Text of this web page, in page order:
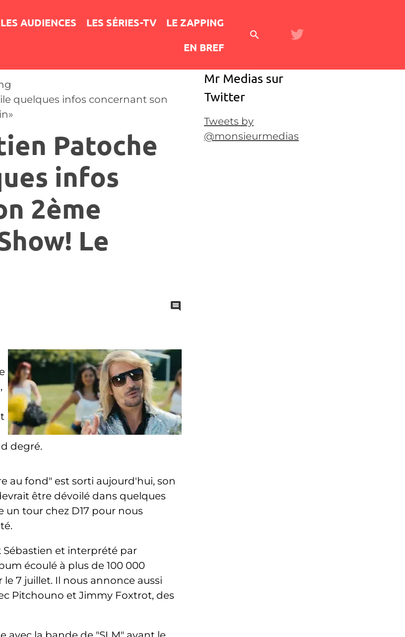
LES AUDIENCES LES SÉRIES-TV
LE ZAPPING
EN BREF
quelques infos concernant son
Patoche
infos
2ème
Le
degré.
au fond" est sorti aujourd'hui, son
être dévoilé dans quelques
un tour chez D17 pour nous
Sébastien et interprété par
écoulé à plus de 100 000
7 juillet. Il nous annonce aussi
Pitchouno et Jimmy Foxtrot, des
Mr Medias sur
Twitter
Tweets by
@monsieurmedias